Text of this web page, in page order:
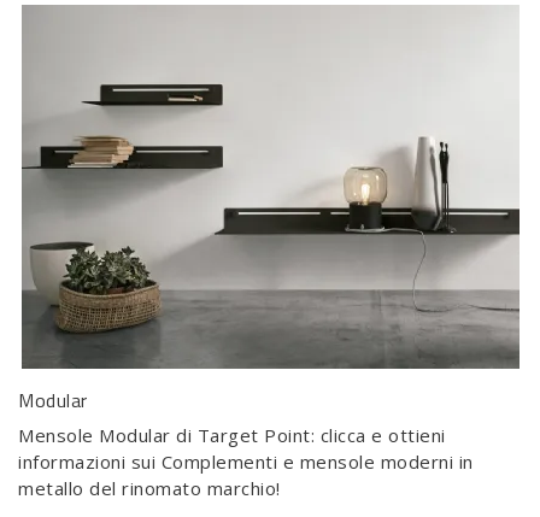
Modular
Mensole Modular di Target Point: clicca e ottieni
informazioni sui Complementi e mensole moderni in
metallo del rinomato marchio!